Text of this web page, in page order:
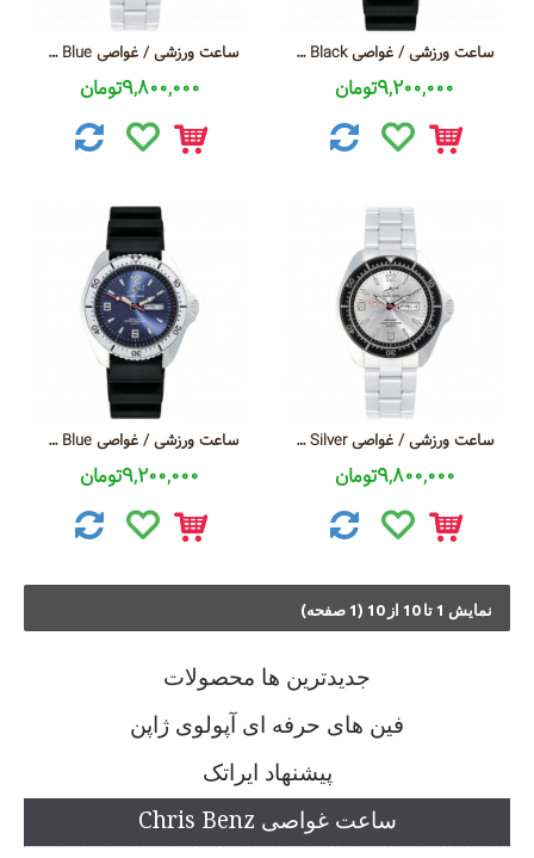
ساعت ورزشی / غواصی CBM CHRIS BENZ Carribbean Blue
9,800,000تومان
ساعت ورزشی / غواصی CBM CHRIS BENZ Sepia Black
9,200,000تومان
ساعت ورزشی / غواصی CBO CHRIS BENZ MAN Deep Sea Blue
9,200,000تومان
ساعت ورزشی / غواصی CBO CHRIS BENZ Man 200m Shark Silver
9,800,000تومان
نمايش 1 تا 10 از 10 (1 صفحه)
جديدترين ها محصولات
فین های حرفه ای آپولوی ژاپن
پیشنهاد ایراتک
ساعت غواصی Chris Benz